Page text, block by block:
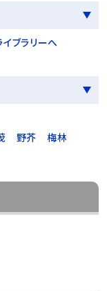
ブラリーへ
野芥
梅林